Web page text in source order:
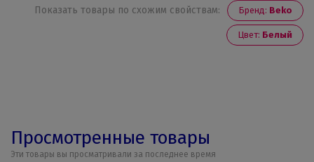
Показать товары по схожим свойствам: Бренд: Beko
Цвет: Белый
Просмотренные товары
Эти товары вы просматривали за последнее время